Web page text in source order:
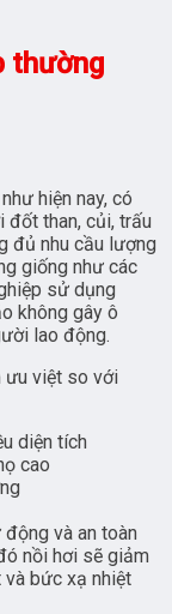
thường
hiện nay, có
đốt than, củi, trấu
đủ nhu cầu lượng
giống như các
sử dụng
không gây ô
lao động.
ưu việt so với
diện tích
cao
và an toàn
nồi hơi sẽ giảm
và bức xạ nhiệt